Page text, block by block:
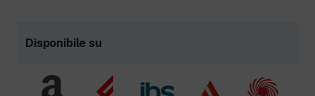
Disponibile su